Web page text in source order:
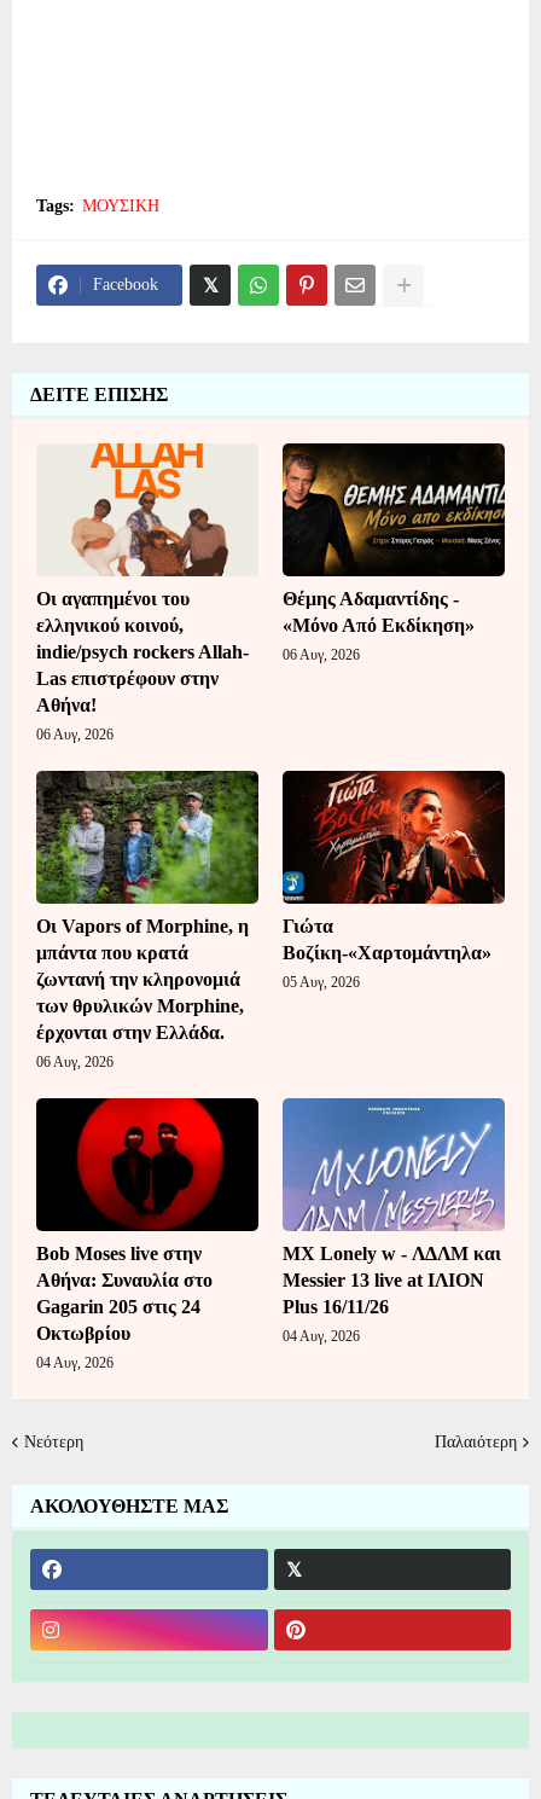
Tags: ΜΟΥΣΙΚΗ
Facebook
ΔΕΙΤΕ ΕΠΙΣΗΣ
Οι αγαπημένοι του
ελληνικού κοινού,
indie/psych rockers Allah-
Las επιστρέφουν στην
Αθήνα!
06 Αυγ, 2026
Θέμης Αδαμαντίδης -
«Μόνο Από Εκδίκηση»
06 Αυγ, 2026
Οι Vapors of Morphine, η
μπάντα που κρατά
ζωντανή την κληρονομιά
των θρυλικών Morphine,
έρχονται στην Ελλάδα.
06 Αυγ, 2026
Γιώτα
Βοζίκη-«Χαρτομάντηλα»
05 Αυγ, 2026
Bob Moses live στην
Αθήνα: Συναυλία στο
Gagarin 205 στις 24
Οκτωβρίου
04 Αυγ, 2026
MX Lonely w - ΛΔΛΜ και
Messier 13 live at ΙΛΙΟΝ
Plus 16/11/26
04 Αυγ, 2026
Νεότερη Παλαιότερη
ΑΚΟΛΟΥΘΗΣΤΕ ΜΑΣ